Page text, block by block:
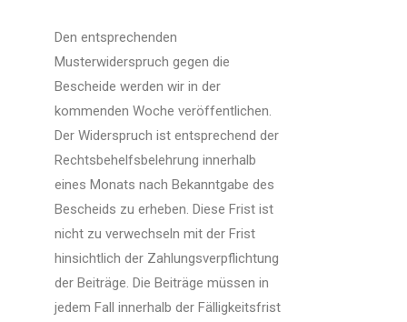
Den entsprechenden
Musterwiderspruch gegen die
Bescheide werden wir in der
kommenden Woche veröffentlichen.
Der Widerspruch ist entsprechend der
Rechtsbehelfsbelehrung innerhalb
eines Monats nach Bekanntgabe des
Bescheids zu erheben. Diese Frist ist
nicht zu verwechseln mit der Frist
hinsichtlich der Zahlungsverpflichtung
der Beiträge. Die Beiträge müssen in
jedem Fall innerhalb der Fälligkeitsfrist